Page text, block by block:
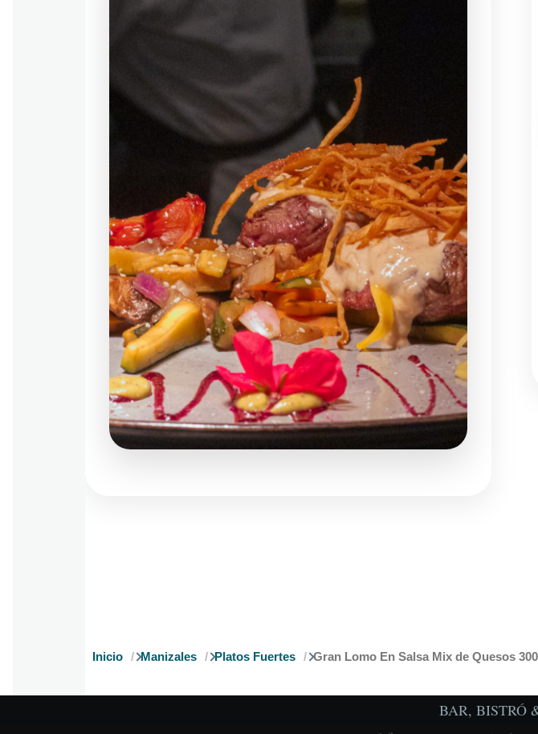
Inicio Manizales Platos Fuertes Gran Lomo En Salsa Mix de Quesos
BAR, BISTRÓ